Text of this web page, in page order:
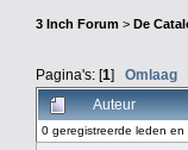
3 Inch Forum > De
Pagina's: [1] Omlaag
Auteur
0 geregistreerde leden en